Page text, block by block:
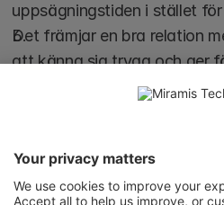
uppsägningstiden i stället
Det främjar en bra relation
att känna sig trygg och ger
fas, där det ofta redan
Arbetsgivaren och